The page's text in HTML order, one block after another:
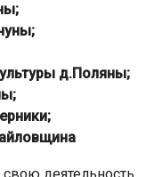
д.Поляны;